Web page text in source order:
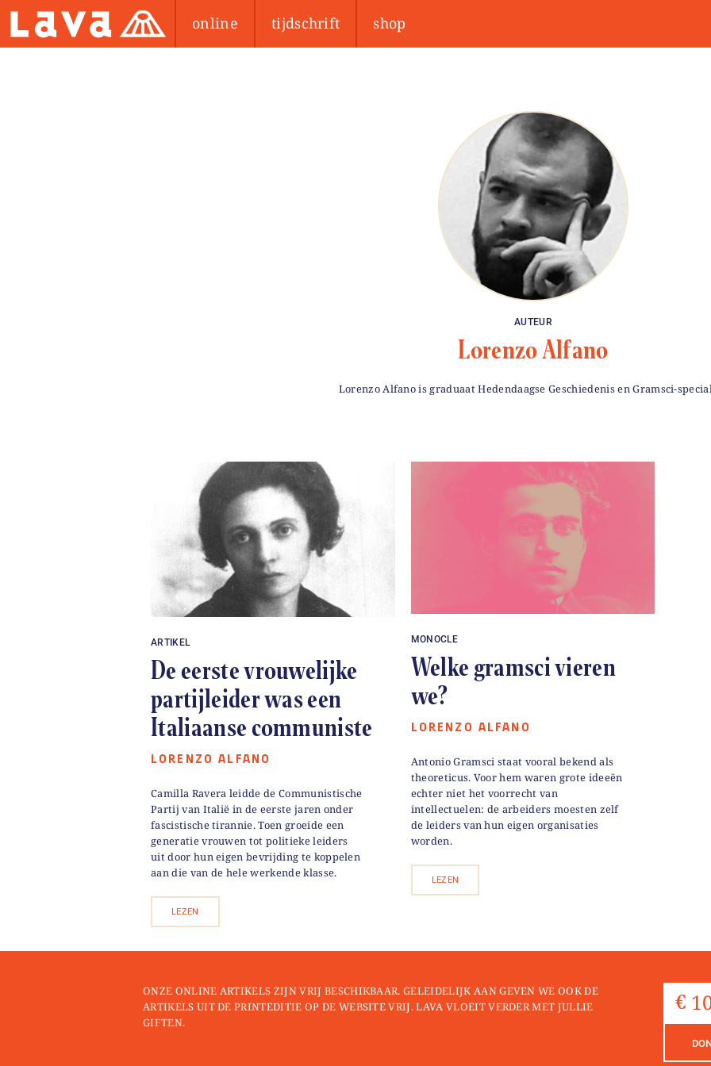
online tijdschrift shop
AUTEUR
Lorenzo Alfano
Lorenzo Alfano is graduaat Hedendaagse Geschiedenis en Gramsci-
ARTIKEL
De eerste vrouwelijke
partijleider was een
Italiaanse communiste
LORENZO ALFANO
Camilla Ravera leidde de Communistische
Partij van Italië in de eerste jaren onder
fascistische tirannie. Toen groeide een
generatie vrouwen tot politieke leiders
uit door hun eigen bevrijding te koppelen
aan die van de hele werkende klasse.
LEZEN
MONOCLE
Welke gramsci vieren
we?
LORENZO ALFANO
Antonio Gramsci staat vooral bekend als
theoreticus. Voor hem waren grote ideeën
echter niet het voorrecht van
intellectuelen: de arbeiders moesten zelf
de leiders van hun eigen organisaties
worden.
LEZEN
ONZE ONLINE ARTIKELS ZIJN VRIJ BESCHIKBAAR. GELEIDELIJK AAN GEVEN WE OOK DE
ARTIKELS UIT DE PRINTEDITIE OP DE WEBSITE VRIJ. LAVA VLOEIT VERDER MET JULLIE
GIFTEN.